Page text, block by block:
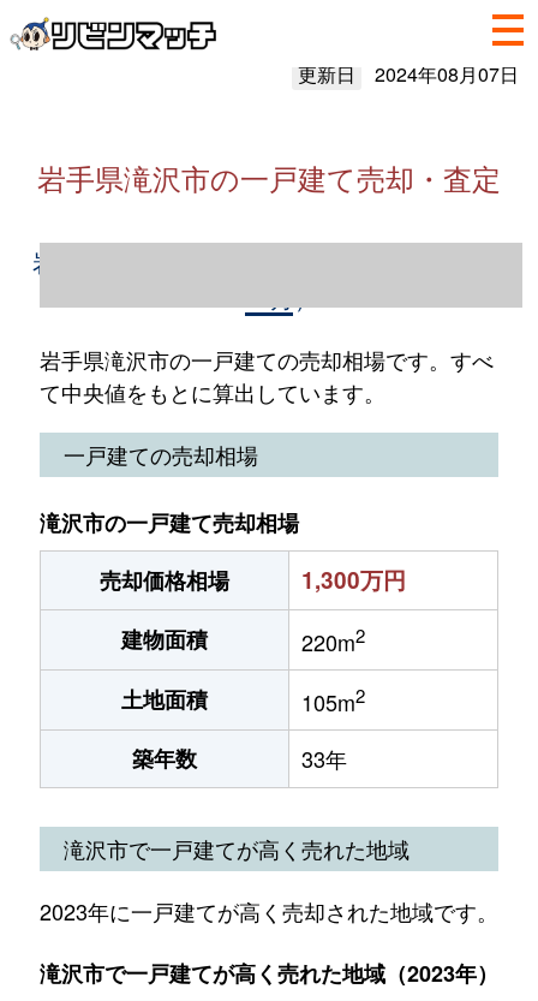
更新日 2024年08月07日
岩手県滝沢市の一戸建て売却・査定
岩手県滝沢市の一戸建て売却情報（2023年1
岩手県滝沢市の一戸建ての売却相場です。すべ
て中央値をもとに算出しています。
一戸建ての売却相場
滝沢市の一戸建て売却相場
売却価格相場
1,300万円
建物面積 220m2
土地面積 105m2
築年数 33年
滝沢市で一戸建てが高く売れた地域
2023年に一戸建てが高く売却された地域です。
滝沢市で一戸建てが高く売れた地域（2023年）